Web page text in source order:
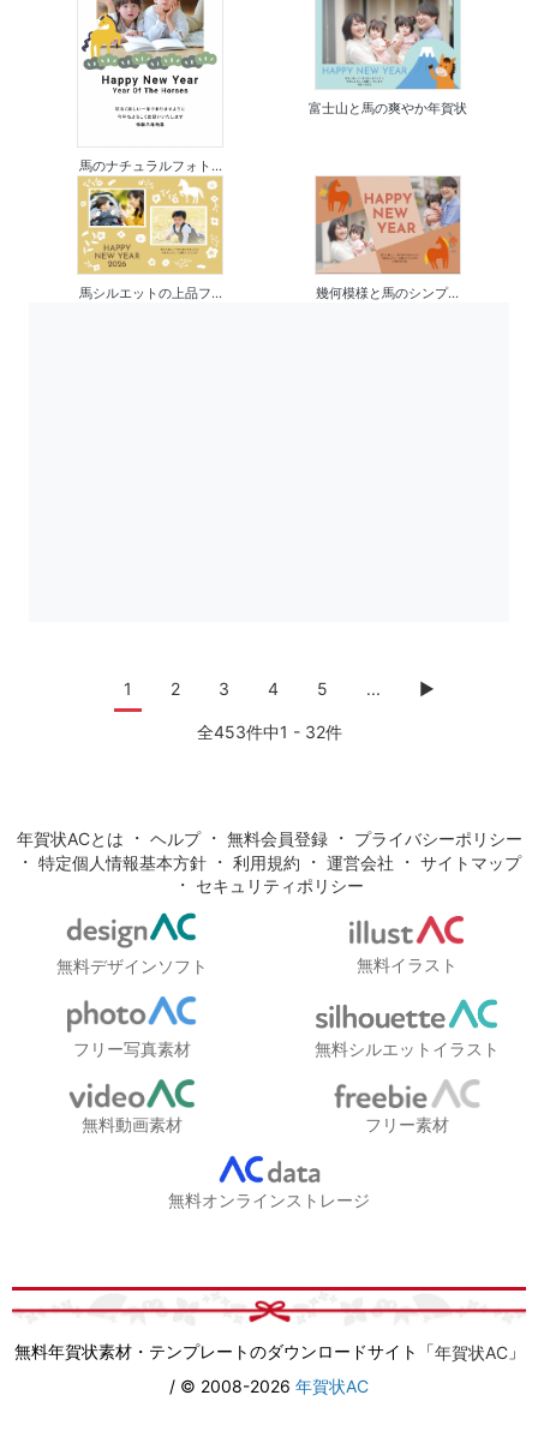
馬のナチュラルフォト...
富士山と馬の爽やか年賀状
馬シルエットの上品フ... 幾何模様と馬のシンプ...
1 2 3 4 5 ... ▶
全453件中1 - 32件
年賀状ACとは ・ ヘルプ・ 無料会員登録・ プライバシーポリシー
・ 特定個人情報基本方針 ・ 利用規約 ・ 運営会社 ・ サイトマップ
・ セキュリティポリシー
無料デザインソフト 無料イラスト
フリー写真素材 無料シルエットイラスト
無料動画素材 フリー素材
無料オンラインストレージ
無料年賀状素材・テンプレートのダウンロードサイト「年賀状AC」
/ © 2008-2026 年賀状AC